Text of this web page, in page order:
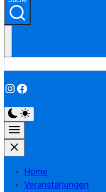
Instagram
Facebook
Home
Veranstaltungen